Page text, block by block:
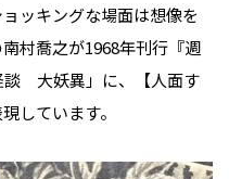
ッキングな場面は想像を
村喬之が1968年刊行『週
談 大妖異」に、【人面す
しています。